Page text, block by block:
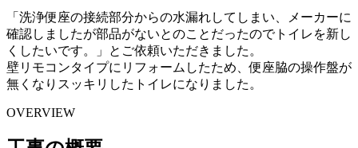
「洗浄便座の接続部分からの水漏れしてしまい、メーカーに
確認しましたが部品がないとのことだったのでトイレを新し
くしたいです。」とご依頼いただきました。
壁リモコンタイプにリフォームしたため、便座脇の操作盤が
無くなりスッキリしたトイレになりました。
OVERVIEW